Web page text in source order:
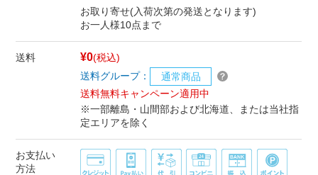
お取り寄せ(入荷次第の発送となります)
お一人様10点まで
送料 ¥0(税込)
送料グループ：
通常商品
送料無料キャンペーン適用中
※一部離島・山間部および北海道、または当社指
定エリアを除く
お支払い
方法